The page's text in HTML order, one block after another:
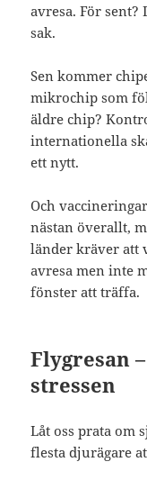
avresa. För
sak.
Sen kommer
mikrochip som
äldre chip?
internationella
ett nytt.
Och
nästan överallt,
länder kräver att
avresa men inte
fönster att träffa.
Flygresan
stressen
Låt oss prata om
flesta djurägare